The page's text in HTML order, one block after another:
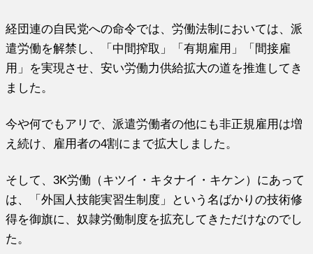
経団連の自民党への命令では、労働法制においては、派
遣労働を解禁し、「中間搾取」「有期雇用」「間接雇
用」を実現させ、安い労働力供給拡大の道を推進してき
ました。
今や何でもアリで、派遣労働者の他にも非正規雇用は増
え続け、雇用者の4割にまで拡大しました。
そして、3K労働（キツイ・キタナイ・キケン）にあって
は、「外国人技能実習生制度」という名ばかりの技術修
得を御旗に、奴隷労働制度を拡充してきただけなのでし
た。